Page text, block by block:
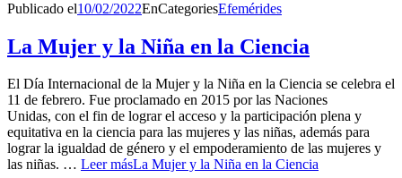
Publicado el10/02/2022EnCategoriesEfemérides
La Mujer y la Niña en la Ciencia
El Día Internacional de la Mujer y la Niña en la Ciencia se celebra el
11 de febrero. Fue proclamado en 2015 por las Naciones
Unidas, con el fin de lograr el acceso y la participación plena y
equitativa en la ciencia para las mujeres y las niñas, además para
lograr la igualdad de género y el empoderamiento de las mujeres y
las niñas. … Leer másLa Mujer y la Niña en la Ciencia